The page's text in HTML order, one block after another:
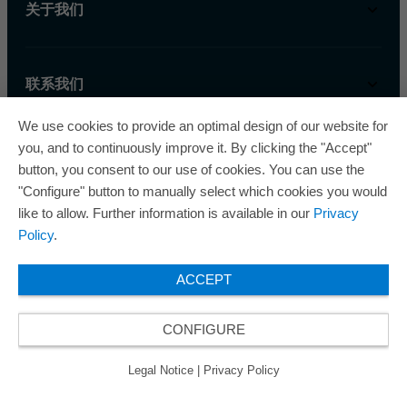
关于我们
联系我们
欧瑞飞已五次荣获“最佳管理企业奖”，因此获得
© 2026 ORAFOL Europe GmbH. ­All rights reserved.
Legal Notice
Privacy Policy
We use cookies to provide an optimal design of our website for
you, and to continuously improve it. By clicking the "Accept"
button, you consent to our use of cookies. You can use the
"Configure" button to manually select which cookies you would
like to allow. Further information is available in our Privacy
Policy.
ACCEPT
CONFIGURE
Legal Notice Privacy Policy